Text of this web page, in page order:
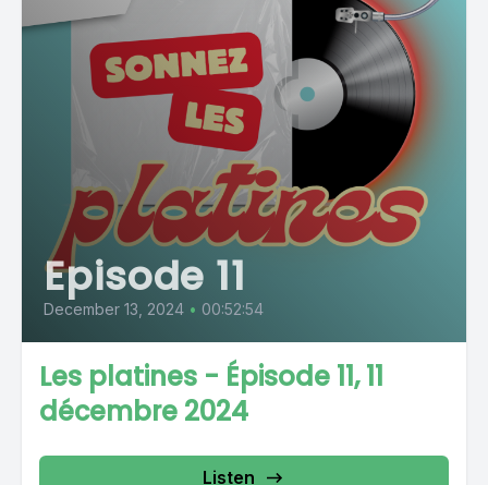
Episode 11
December 13, 2024 • 00:52:54
Les platines - Épisode 11, 11
décembre 2024
Listen